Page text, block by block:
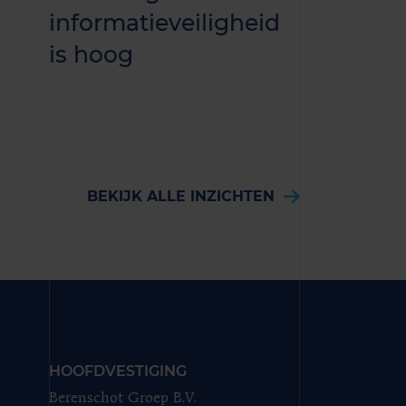
informatieveiligheid
is hoog
BEKIJK ALLE INZICHTEN
HOOFDVESTIGING
Berenschot Groep B.V.